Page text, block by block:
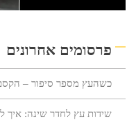
פרסומים אחרונים
כשהעץ מספר סיפור –
שידות עץ לחדר שינה: איך